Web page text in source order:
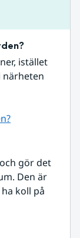
istället
närheten
gör det
Den är
koll på